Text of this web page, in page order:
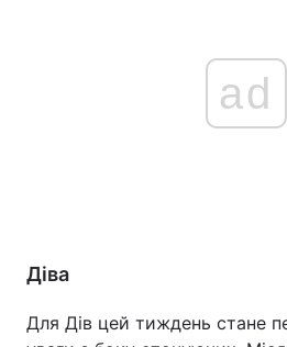
ad
Діва
Для Дів цей тиждень стане